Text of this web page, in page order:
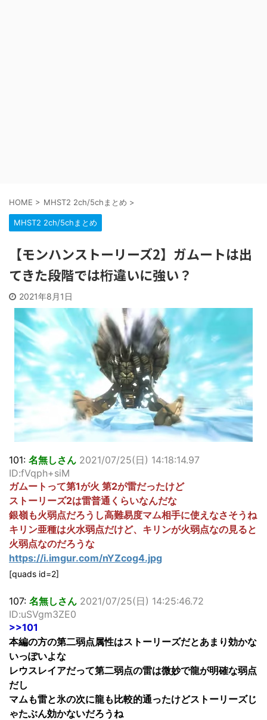
HOME > MHST2 2ch/5chまとめ >
MHST2 2ch/5chまとめ
【モンハンストーリーズ2】ガムートは出
てきた段階では桁違いに強い？
2021年8月1日
101: 名無しさん 2021/07/25(日) 14:18:14.97
ID:fVqph+siM
ガムートって第1が火 第2が雷だったけど
ストーリーズ2は雷普通くらいなんだな
銀嶺も火弱点だろうし高難易度マム相手に使えなさそうね
キリン亜種は火水弱点だけど、キリンが火弱点なの見ると
火弱点なのだろうな
https://i.imgur.com/nYZcog4.jpg
[quads id=2]
107: 名無しさん 2021/07/25(日) 14:25:46.72
ID:uSVgm3ZE0
>>101
本編の方の第二弱点属性はストーリーズだとあまり効かな
いっぽいよな
レウスレイアだって第二弱点の雷は微妙で龍が明確な弱点
だし
マムも雷と氷の次に龍も比較的通ったけどストーリーズじ
ゃたぶん効かないだろうね